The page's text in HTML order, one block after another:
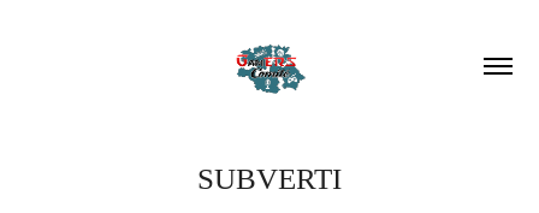
SUBVERTI